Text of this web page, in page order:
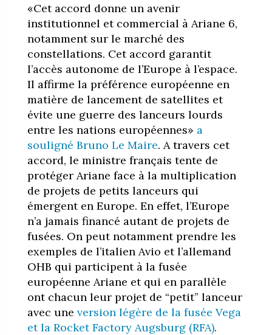
«Cet accord donne un avenir
institutionnel et commercial à Ariane 6,
notamment sur le marché des
constellations. Cet accord garantit
l’accès autonome de l’Europe à l’espace.
Il affirme la préférence européenne en
matière de lancement de satellites et
évite une guerre des lanceurs lourds
entre les nations européennes» a
souligné Bruno Le Maire. A travers cet
accord, le ministre français tente de
protéger Ariane face à la multiplication
de projets de petits lanceurs qui
émergent en Europe. En effet, l’Europe
n’a jamais financé autant de projets de
fusées. On peut notamment prendre les
exemples de l’italien Avio et l’allemand
OHB qui participent à la fusée
européenne Ariane et qui en parallèle
ont chacun leur projet de “petit” lanceur
avec une version légère de la fusée Vega
et la Rocket Factory Augsburg (RFA).